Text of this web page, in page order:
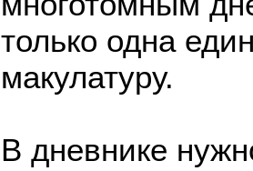
только одна
макулатуру.
В дневнике